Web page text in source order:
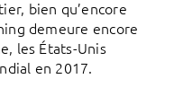
bien qu’encore
demeure encore
les États-Unis
en 2017.